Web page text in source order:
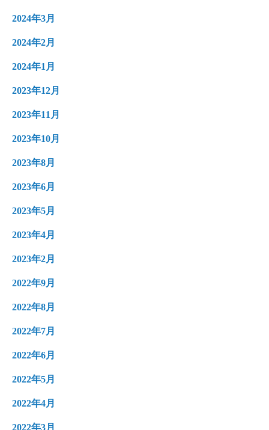
2024年3月
2024年2月
2024年1月
2023年12月
2023年11月
2023年10月
2023年8月
2023年6月
2023年5月
2023年4月
2023年2月
2022年9月
2022年8月
2022年7月
2022年6月
2022年5月
2022年4月
2022年3月